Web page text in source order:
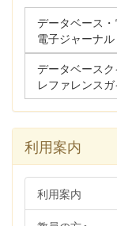
データベース・
電子ジャーナル
データベースク
レファレンスガ
利用案内
利用案内